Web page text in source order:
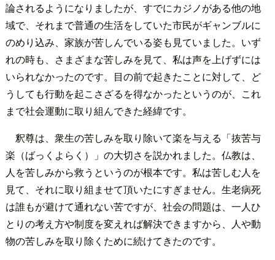
論されるようになりましたが、すでにカジノがある他の地
域で、それまで普通の生活をしていた市民がギャンブルに
のめり込み、家族が苦しんでいる姿も見ていました。いず
れの時も、さまざまな苦しみを見て、私は声を上げずには
いられなかったのです。目の前で起きたことに対して、ど
うしても行動を起こさざるを得なかったというのが、これ
まで社会運動に取り組んできた経緯です。
釈尊は、衆生の苦しみを取り除いて楽を与える「抜苦与
楽（ばっくよらく）」の大切さを説かれました。仏教は、
人を苦しみから救うというのが根本です。私は苦しむ人を
見て、それに取り組ませて頂いたにすぎません。生老病死
は誰もが避けて通れない苦ですが、社会の問題は、一人ひ
とりの考え方や制度を変えれば解決できますから、人や動
物の苦しみを取り除くために続けてきたのです。